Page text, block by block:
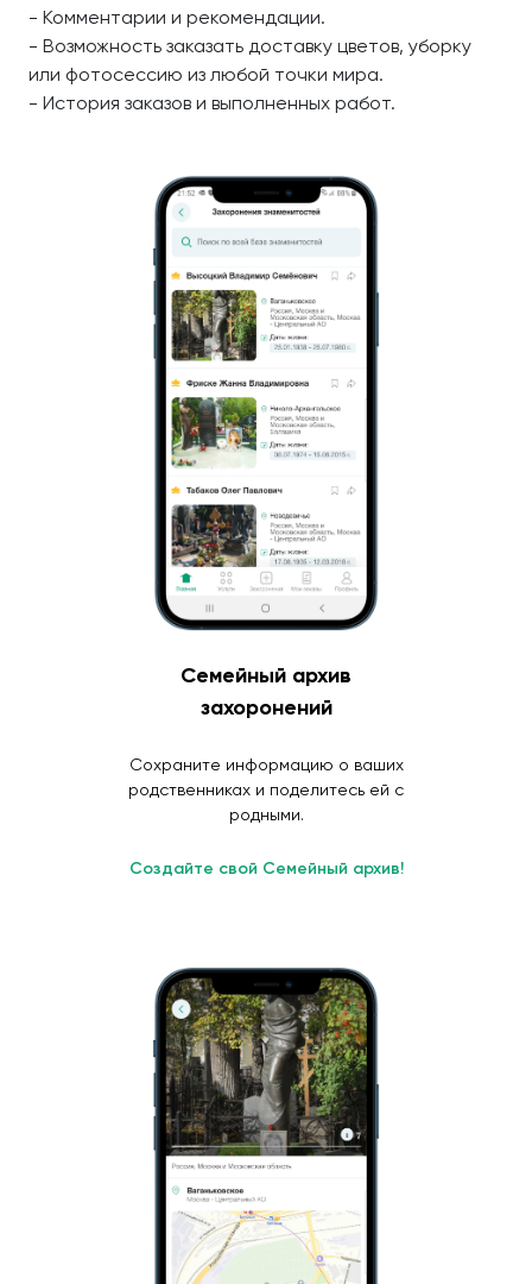
- Комментарии и рекомендации.
- Возможность заказать доставку цветов, уборку
или фотосессию из любой точки мира.
- История заказов и выполненных работ.
Семейный архив
захоронений
Сохраните информацию о ваших
родственниках и поделитесь ей с
родными.
Создайте свой Семейный архив!